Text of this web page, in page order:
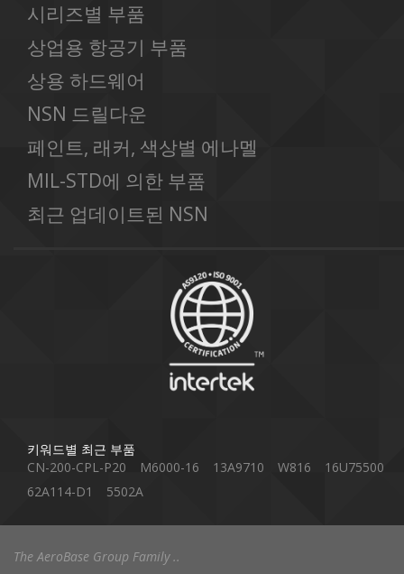
시리즈별 부품
상업용 항공기 부품
상용 하드웨어
NSN 드릴다운
페인트, 래커, 색상별 에나멜
MIL-STD에 의한 부품
최근 업데이트된 NSN
키워드별 최근 부품
CN-200-CPL-P20
M6000-16 13A9710 W816
16U75500
62A114-D1
5502A
The AeroBase Group Family ..